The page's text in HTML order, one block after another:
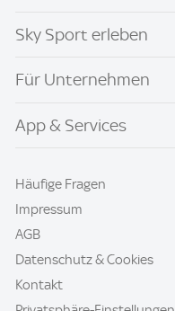
Sky Sport erleben
Für Unternehmen
App & Services
Häufige Fragen
Impressum
AGB
Datenschutz & Cookies
Kontakt